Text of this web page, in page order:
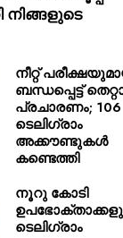
നീറ്റ്
ബന്ധപ്പെട്ട്
പ്രചാരണം; 106
ടെലിഗ്രാം
അക്കൗണ്ടുകൾ
കണ്ടെത്തി
നൂറു കോടി
ടെലിഗ്രാം